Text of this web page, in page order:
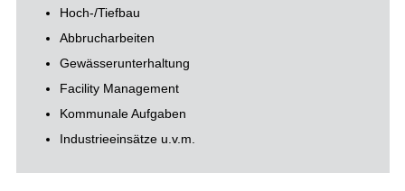
Hoch-/Tiefbau
Abbrucharbeiten
Gewässerunterhaltung
Facility Management
Kommunale Aufgaben
Industrieeinsätze u.v.m.